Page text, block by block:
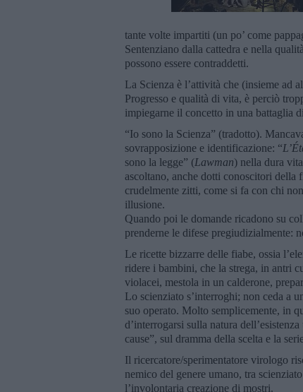
tante volte impartiti (un po’ come
Sentenziano dalla cattedra e nella
possono essere contraddetti.
La Scienza è l’attività che (insieme ad
Progresso e qualità di vita, è perciò
impiegarne il concetto in una battaglia
“Io sono la Scienza” (tradotto).
sovrapposizione e identificazione: “
sono la legge” (Lawman) nella dura
ascoltano, anche dotti conoscitori della
crudelmente zitti, come si fa con chi
illusione.
Quando poi le domande ricadono su
prenderne le difese pregiudizialmente:
Le ricette bizzarre delle fiabe, ossia
ridere i bambini, che la strega, in antri
violacei, mestola in un calderone,
Lo scienziato s’interroghi; non ceda a
suo operato. Molto semplicemente, in
d’interrogarsi sulla natura
cause”, sul dramma della scelta e la
Il ricercatore/sperimentatore virologo
nemico del genere umano, tra
l’involontaria creazione di mostri.